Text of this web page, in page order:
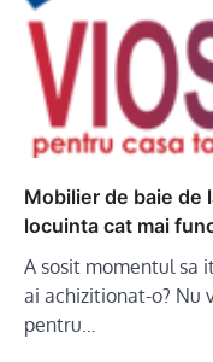
Mobilier de baie de
locuinta cat mai
A sosit momentul sa
ai achizitionat-o? Nu
pentru…